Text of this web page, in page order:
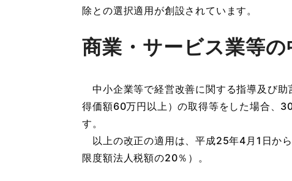
除との選択適用が創設されています。
商業・サービス業等
中小企業等で経営改善に関する指導及び助
得価額60万円以上）の取得等をした場合、
す。
以上の改正の適用は、平成25年4月1日か
限度額法人税額の20％）。